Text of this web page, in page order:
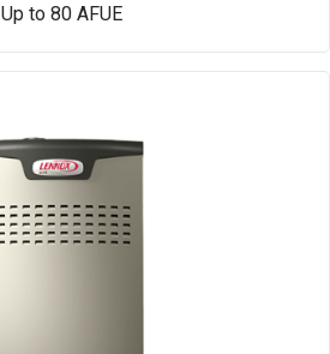
Up to 80 AFUE